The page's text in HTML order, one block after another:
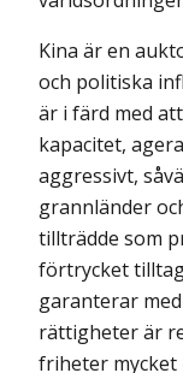
Kina är en
och politiska
är i färd med
kapacitet,
aggressivt,
grannländer
tillträdde som
förtrycket
garanterar
rättigheter är
friheter mycket